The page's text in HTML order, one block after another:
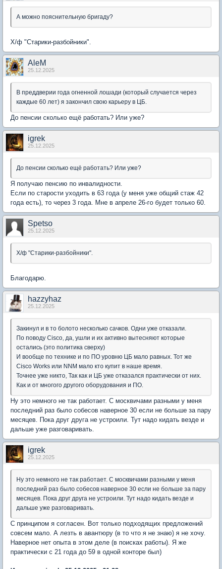
А можно пояснительную бригаду?
Х/ф "Старики-разбойники".
AleM
25.12.2025
В преддверии года огненной лошади (который случается через
каждые 60 лет) я закончил свою карьеру в ЦБ.
До пенсии сколько ещё работать? Или уже?
igrek
25.12.2025
До пенсии сколько ещё работать? Или уже?
Я получаю пенсию по инвалидности.
Если по старости уходить в 63 года (у меня уже общий стаж 42
года есть), то через 3 года. Мне в апреле 26-го будет только 60.
Spetso
25.12.2025
Х/ф "Старики-разбойники".
Благодарю.
hazzyhaz
25.12.2025
Закинул и в то болото несколько сачков. Одни уже отказали.
По поводу Cisco, да, ушли и их активно вытесняют которые
остались (это политика сверху)
И вообще по технике и по ПО уровню ЦБ мало равных. Тот же
Cisco Works или NNM мало кто купит в наше время.
Точнее уже никто, Так как и ЦБ уже отказался практически от них.
Как и от многого другого оборудования и ПО.
Ну это немного не так работает. С москвичами разными у меня
последний раз было собесов наверное 30 если не больше за пару
месяцев. Пока друг друга не устроили. Тут надо кидать везде и
дальше уже разговаривать.
igrek
25.12.2025
Ну это немного не так работает. С москвичами разными у меня
последний раз было собесов наверное 30 если не больше за пару
месяцев. Пока друг друга не устроили. Тут надо кидать везде и
дальше уже разговаривать.
С принципом я согласен. Вот только подходящих предложений
совсем мало. А лезть в авантюру (в то что я не знаю) я не хочу.
Наверное нет опыта в этом деле (в поисках работы). Я же
практически с 21 года до 59 в одной конторе был)